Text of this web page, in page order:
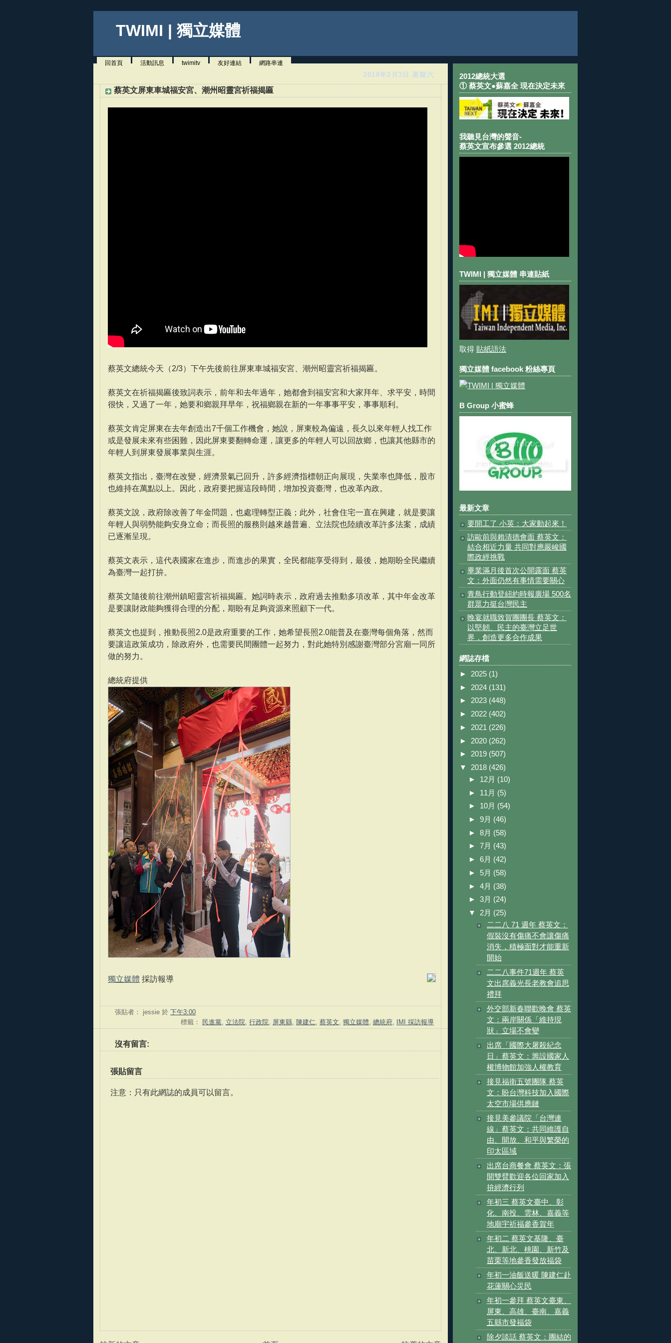
TWIMI | 獨立媒體
回首頁 活動訊息 twimitv 友好連結 網路串連
2018年2月3日 星期六
蔡英文屏東車城福安宮、潮州昭靈宮祈福揭匾
蔡英文總統今天（2/3）下午先後前往屏東車城福安宮、潮州昭靈宮祈福揭匾。
蔡英文在祈福揭匾後致詞表示，前年和去年過年，她都會到福安宮和大家拜年、求平安，時間
很快，又過了一年，她要和鄉親拜早年，祝福鄉親在新的一年事事平安，事事順利。
蔡英文肯定屏東在去年創造出7千個工作機會，她說，屏東較為偏遠，長久以來年輕人找工作
或是發展未來有些困難，因此屏東要翻轉命運，讓更多的年輕人可以回故鄉，也讓其他縣市的
年輕人到屏東發展事業與生涯。
蔡英文指出，臺灣在改變，經濟景氣已回升，許多經濟指標朝正向展現，失業率也降低，股市
也維持在萬點以上。因此，政府要把握這段時間，增加投資臺灣，也改革內政。
蔡英文說，政府除改善了年金問題，也處理轉型正義；此外，社會住宅一直在興建，就是要讓
年輕人與弱勢能夠安身立命；而長照的服務則越來越普遍、立法院也陸續改革許多法案，成績
已逐漸呈現。
蔡英文表示，這代表國家在進步，而進步的果實，全民都能享受得到，最後，她期盼全民繼續
為臺灣一起打拚。
蔡英文隨後前往潮州鎮昭靈宮祈福揭匾。她詞時表示，政府過去推動多項改革，其中年金改革
是要讓財政能夠獲得合理的分配，期盼有足夠資源來照顧下一代。
蔡英文也提到，推動長照2.0是政府重要的工作，她希望長照2.0能普及在臺灣每個角落，然而
要讓這政策成功，除政府外，也需要民間團體一起努力，對此她特別感謝臺灣部分宮廟一同所
做的努力。
總統府提供
獨立媒體 採訪報導
張貼者： jessie 於 下午3:00
標籤： 民進黨 立法院 行政院 屏東縣 陳建仁 蔡英文 獨立媒體 總統府 IMI 採訪報導
沒有留言:
張貼留言
注意：只有此網誌的成員可以留言。
2012總統大選
① 蔡英文●蘇嘉全 現在決定未來
我聽見台灣的聲音-
蔡英文宣布參選 2012總統
TWIMI | 獨立媒體 串連貼紙
取得 貼紙語法
獨立媒體 facebook 粉絲專頁
B Group 小蜜蜂
最新文章
要開工了 小英：大家動起來！
訪歐前與賴清德會面 蔡英文：
結合相近力量 共同對應嚴峻國
際政經挑戰
畢業滿月後首次公開露面 蔡英
文：外面仍然有事情需要關心
青鳥行動登紐約時報廣場 500名
群眾力挺台灣民主
晚宴就職致賀團團長 蔡英文：
以堅韌、民主的臺灣立足世
界，創造更多合作成果
網誌存檔
► 2025 (1)
► 2024 (131)
► 2023 (448)
► 2022 (402)
► 2021 (226)
► 2020 (262)
► 2019 (507)
▼ 2018 (426)
► 12月 (10)
► 11月 (5)
► 10月 (54)
► 9月 (46)
► 8月 (58)
► 7月 (43)
► 6月 (42)
► 5月 (58)
► 4月 (38)
► 3月 (24)
▼ 2月 (25)
二二八 71 週年 蔡英文：
假裝沒有傷痛不會讓傷痛
消失，積極面對才能重新
開始
二二八事件71週年 蔡英
文出席義光長老教會追思
禮拜
外交部新春聯歡晚會 蔡英
文：兩岸關係「維持現
狀」立場不會變
出席「國際大屠殺紀念
日」蔡英文：籌設國家人
權博物館加強人權教育
接見福衛五號團隊 蔡英
文：盼台灣科技加入國際
太空市場供應鏈
接見美參議院「台灣連
線」蔡英文：共同維護自
由、開放、和平與繁榮的
印太區域
出席台商餐會 蔡英文：張
開雙臂歡迎各位回家加入
拚經濟行列
年初三 蔡英文臺中、彰
化、南投、雲林、嘉義等
地廟宇祈福參香賀年
年初二 蔡英文基隆、臺
北、新北、桃園、新竹及
苗栗等地參香發放福袋
年初一油飯送暖 陳建仁赴
花蓮關心災民
年初一參拜 蔡英文臺東、
屏東、高雄、臺南、嘉義
五縣市發福袋
除夕談話 蔡英文：團結的